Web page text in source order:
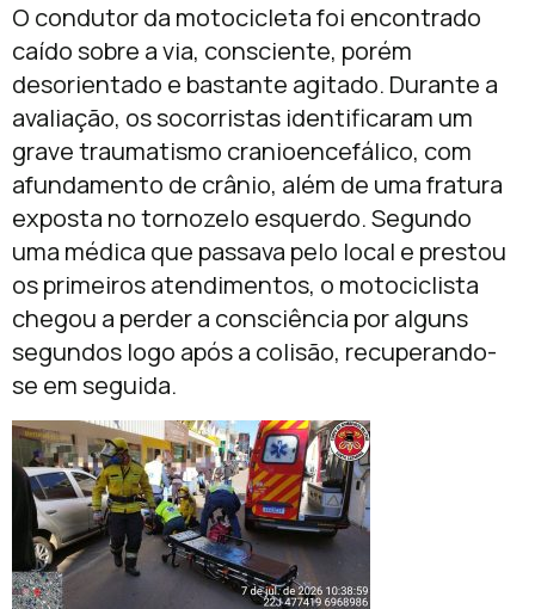
O condutor da motocicleta foi encontrado
caído sobre a via, consciente, porém
desorientado e bastante agitado. Durante a
avaliação, os socorristas identificaram um
grave traumatismo cranioencefálico, com
afundamento de crânio, além de uma fratura
exposta no tornozelo esquerdo. Segundo
uma médica que passava pelo local e prestou
os primeiros atendimentos, o motociclista
chegou a perder a consciência por alguns
segundos logo após a colisão, recuperando-
se em seguida.